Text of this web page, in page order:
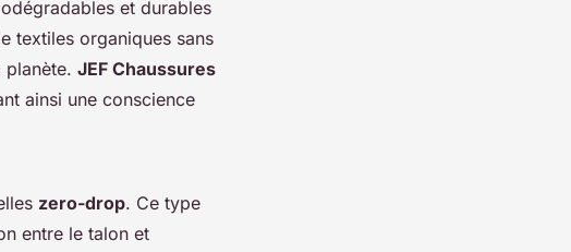
et durables
textiles organiques sans
JEF Chaussures
ainsi une conscience
zero-drop. Ce type
entre le talon et